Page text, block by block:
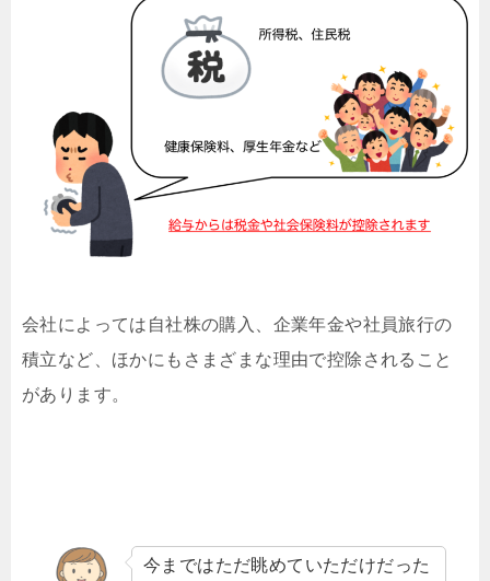
会社によっては自社株の購入、企業年金や社員旅行の
積立など、ほかにもさまざまな理由で控除されること
があります。
今まではただ眺めていただけだった